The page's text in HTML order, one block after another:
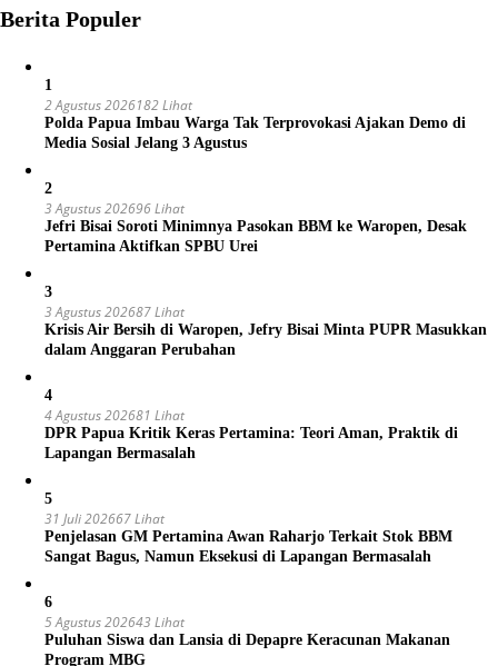
Berita Populer
1
2 Agustus 2026182 Lihat
Polda Papua Imbau Warga Tak Terprovokasi Ajakan Demo di
Media Sosial Jelang 3 Agustus
2
3 Agustus 202696 Lihat
Jefri Bisai Soroti Minimnya Pasokan BBM ke Waropen, Desak
Pertamina Aktifkan SPBU Urei
3
3 Agustus 202687 Lihat
Krisis Air Bersih di Waropen, Jefry Bisai Minta PUPR Masukkan
dalam Anggaran Perubahan
4
4 Agustus 202681 Lihat
DPR Papua Kritik Keras Pertamina: Teori Aman, Praktik di
Lapangan Bermasalah
5
31 Juli 202667 Lihat
Penjelasan GM Pertamina Awan Raharjo Terkait Stok BBM
Sangat Bagus, Namun Eksekusi di Lapangan Bermasalah
6
5 Agustus 202643 Lihat
Puluhan Siswa dan Lansia di Depapre Keracunan Makanan
Program MBG